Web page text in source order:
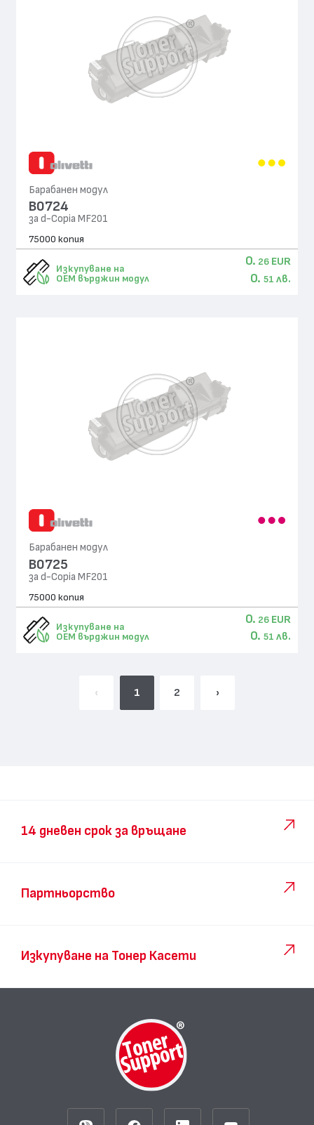
Барабанен модул
B0724
за d-Copia MF201
75000 копия
Изкупуване на
OEM върджин модул
0. 26 EUR
0. 51 лв.
Барабанен модул
B0725
за d-Copia MF201
75000 копия
Изкупуване на
OEM върджин модул
0. 26 EUR
0. 51 лв.
‹ 1 2 ›
14 дневен срок за връщане
Партньорство
Изкупуване на Тонер Касети